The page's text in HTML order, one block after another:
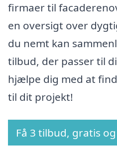
firmaer til
en oversigt over
du nemt kan
tilbud, der passer til
hjælpe dig med at
til dit projekt!
Få 3 tilbud, gratis